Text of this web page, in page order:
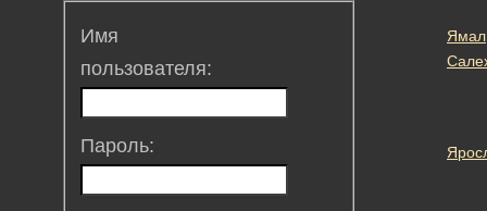
Имя
пользователя:
Пароль: